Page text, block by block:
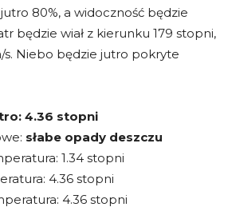
80%, a widoczność będzie
będzie wiał z kierunku 179 stopni,
s. Niebo będzie jutro pokryte
4.36 stopni
słabe opady deszczu
1.34 stopni
4.36 stopni
4.36 stopni